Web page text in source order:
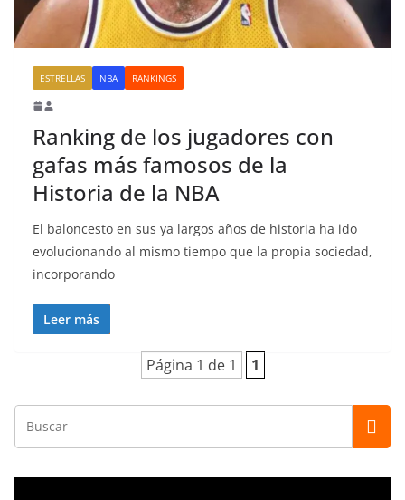
ESTRELLAS NBA RANKINGS
Ranking de los jugadores con
gafas más famosos de la
Historia de la NBA
El baloncesto en sus ya largos años de historia ha ido
evolucionando al mismo tiempo que la propia sociedad,
incorporando
Leer más
Página 1 de 1 1